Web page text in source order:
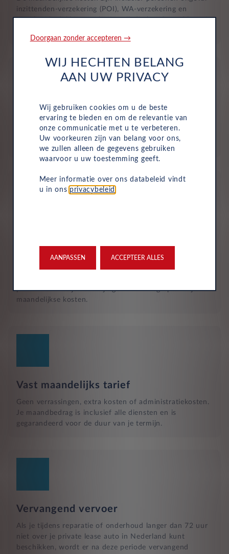
inzittenden-verzekering (POI), WA-verzekering en
uitgebreide dekking, zodat je volledig beschermd bent in
Aflevering bij jou in de buurt
nieuwe auto bij jou in de buurt ophalen.
Naast het reguliere onderhoud, zijn kleine reparaties aan
glas of vervangende banden ook inbegrepen in je
problemen met je auto zijn gewoon inbegrepen in je
maandelijkse kosten.
Vast maandelijks tarief
Geen verrassingen, extra kosten of administratiekosten.
Je maandbedrag is inclusief alle diensten en is
gegarandeerd voor de duur van je termijn.
Vervangend vervoer
Als je tijdens reparatie of onderhoud langer dan 72 uur
niet over je private lease auto in Nederland kunt
beschikken, wordt er na deze periode vervangend
Doorgaan zonder accepteren →
WIJ HECHTEN BELANG
AAN UW PRIVACY
Wij gebruiken cookies om u de beste
ervaring te bieden en om de relevantie van
onze communicatie met u te verbeteren.
Uw voorkeuren zijn van belang voor ons,
we zullen alleen de gegevens gebruiken
waarvoor u uw toestemming geeft.
Meer informatie over ons databeleid vindt
u in ons privacybeleid
AANPASSEN ACCEPTEER ALLES